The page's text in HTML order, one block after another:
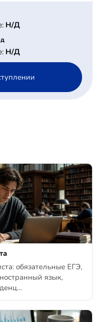
Н/Д
Н/Д
обязательные ЕГЭ,
язык,